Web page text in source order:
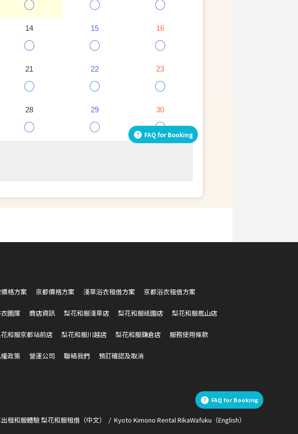
FAQ for Booking
格方案 京都價格方案 淺草浴衣租借方案 京都浴衣租借方案
圖庫 商店資訊 梨花和服淺草店 梨花和服祇園店 梨花和服嵐山店
和服京都站前店 梨花和服川越店 梨花和服鎌倉店 服務使用條款
政策 營運公司 聯絡我們 預訂確認及取消
租和服體驗 梨花和服租借（中文） Kyoto Kimono Rental RikaWafuku（English）